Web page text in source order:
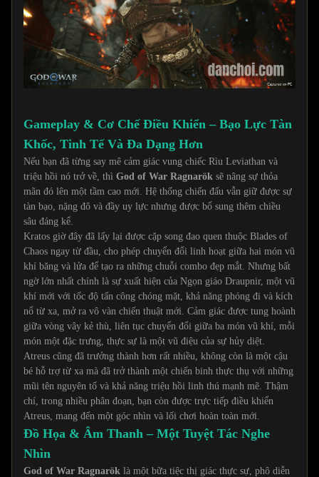
Gameplay & Cơ Chế Điều Khiển – Bạo Lực Tàn
Khốc, Tinh Tế Và Đa Dạng Hơn
Nếu bạn đã từng say mê cảm giác vung chiếc Rìu Leviathan và
triệu hồi nó trở về, thì God of War Ragnarök sẽ nâng sự thỏa
mãn đó lên một tầm cao mới. Hệ thống chiến đấu vẫn giữ được sự
tàn bạo, nặng đô và đầy uy lực nhưng được bổ sung thêm chiều
sâu đáng kể.
Kratos giờ đây đã lấy lại được cặp song đao quen thuộc Blades of
Chaos ngay từ đầu, cho phép chuyển đổi linh hoạt giữa hai món vũ
khí băng và lửa để tạo ra những chuỗi combo đẹp mắt. Nhưng bất
ngờ lớn nhất chính là sự xuất hiện của Ngọn giáo Draupnir, một vũ
khí mới với tốc độ tấn công chóng mặt, khả năng phóng đi và kích
nổ từ xa, mở ra vô vàn chiến thuật mới. Cảm giác được tung hoành
giữa vòng vây kẻ thù, liên tục chuyển đổi giữa ba món vũ khí, mỗi
món một đặc trưng, thực sự là một vũ điệu của sự hủy diệt.
Atreus cũng đã trưởng thành hơn rất nhiều, không còn là một cậu
bé hỗ trợ từ xa mà đã trở thành một chiến binh thực thụ với những
mũi tên nguyên tố và khả năng triệu hồi linh thú mạnh mẽ. Thậm
chí, trong nhiều phân đoạn, bạn còn được trực tiếp điều khiển
Atreus, mang đến một góc nhìn và lối chơi hoàn toàn mới.
Đồ Họa & Âm Thanh – Một Tuyệt Tác Nghe
Nhìn
God of War Ragnarök là một bữa tiệc thị giác thực sự, phô diễn